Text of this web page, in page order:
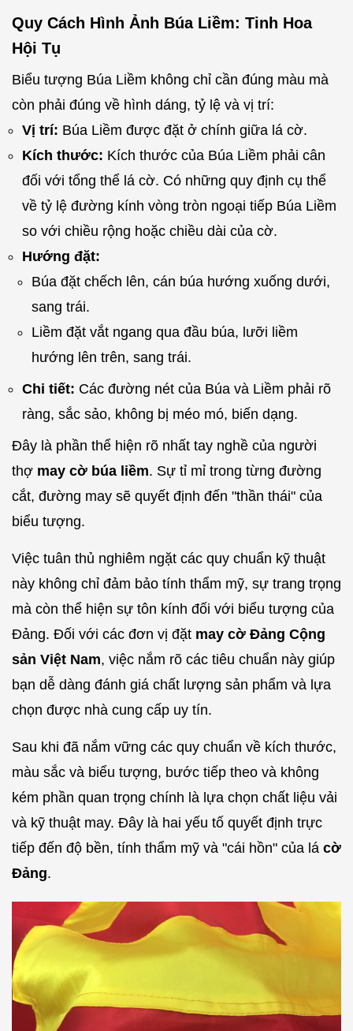
Quy Cách Hình Ảnh Búa Liềm: Tinh Hoa
Hội Tụ
Biểu tượng Búa Liềm không chỉ cần đúng màu mà
còn phải đúng về hình dáng, tỷ lệ và vị trí:
Vị trí: Búa Liềm được đặt ở chính giữa lá cờ.
Kích thước: Kích thước của Búa Liềm phải cân
đối với tổng thể lá cờ. Có những quy định cụ thể
về tỷ lệ đường kính vòng tròn ngoại tiếp Búa Liềm
so với chiều rộng hoặc chiều dài của cờ.
Hướng đặt:
Búa đặt chếch lên, cán búa hướng xuống dưới,
sang trái.
Liềm đặt vắt ngang qua đầu búa, lưỡi liềm
hướng lên trên, sang trái.
Chi tiết: Các đường nét của Búa và Liềm phải rõ
ràng, sắc sảo, không bị méo mó, biến dạng.
Đây là phần thể hiện rõ nhất tay nghề của người
thợ may cờ búa liềm. Sự tỉ mỉ trong từng đường
cắt, đường may sẽ quyết định đến "thần thái" của
biểu tượng.
Việc tuân thủ nghiêm ngặt các quy chuẩn kỹ thuật
này không chỉ đảm bảo tính thẩm mỹ, sự trang trọng
mà còn thể hiện sự tôn kính đối với biểu tượng của
Đảng. Đối với các đơn vị đặt may cờ Đảng Cộng
sản Việt Nam, việc nắm rõ các tiêu chuẩn này giúp
bạn dễ dàng đánh giá chất lượng sản phẩm và lựa
chọn được nhà cung cấp uy tín.
Sau khi đã nắm vững các quy chuẩn về kích thước,
màu sắc và biểu tượng, bước tiếp theo và không
kém phần quan trọng chính là lựa chọn chất liệu vải
và kỹ thuật may. Đây là hai yếu tố quyết định trực
tiếp đến độ bền, tính thẩm mỹ và "cái hồn" của lá cờ
Đảng.